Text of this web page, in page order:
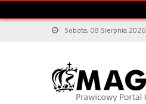
Sobota, 08 Sierpnia 2026